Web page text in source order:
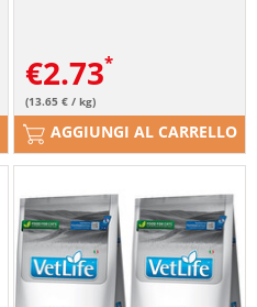
€2.73
(13.65 € / kg)
AGGIUNGI AL CARRELLO